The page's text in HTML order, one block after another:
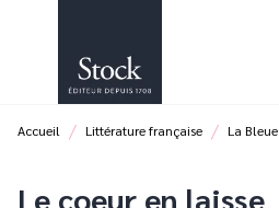
PIED DE PAGE
Accueil / Littérature française / La Bleue
Le coeur en laisse